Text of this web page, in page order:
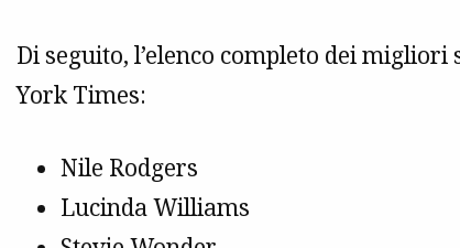
Di seguito, l’elenco completo dei
York Times:
Nile Rodgers
Lucinda Williams